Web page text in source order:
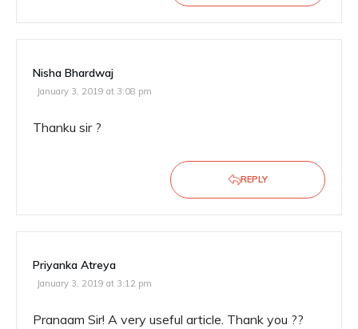
Nisha Bhardwaj
January 3, 2019 at 3:08 pm
Thanku sir ?
REPLY
Priyanka Atreya
January 3, 2019 at 3:12 pm
Pranaam Sir! A very useful article. Thank you ??